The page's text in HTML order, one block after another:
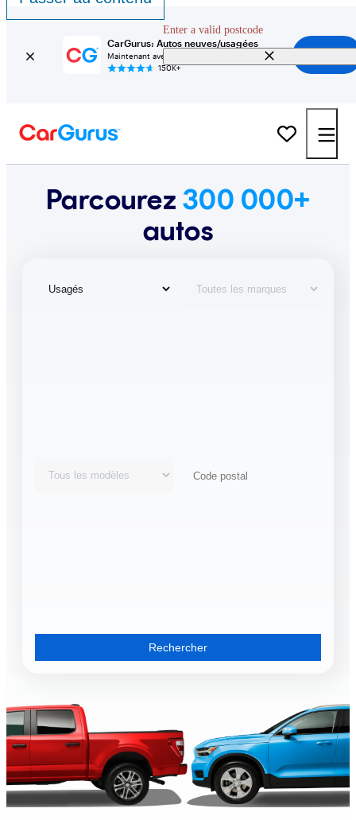
CarGurus: Autos neuves/usagées
Maintenant avec le Mode concessionnaire
150K+
Parcourez 300 000+
autos
Rechercher
Enter a valid postcode